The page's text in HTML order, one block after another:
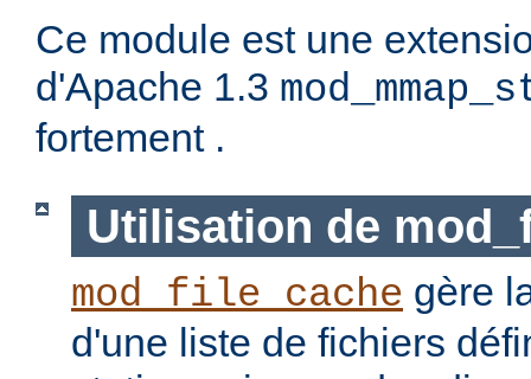
Ce module est une
d'Apache 1.3
fortement .
Utilisation de
mod_file_cache gère
d'une liste de fichiers